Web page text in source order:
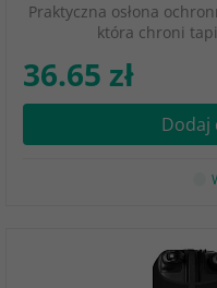
Praktyczna osłona
która chroni
36.65 zł
Dodaj